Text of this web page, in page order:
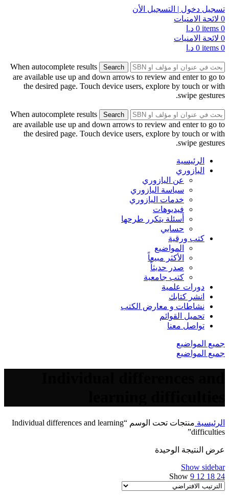
تسجيل دخول | التسجيل الأن
0 لائحة الامنيات
0
items
0 د.ا
0 لائحة الامنيات
0
items
0 د.ا
Search
When autocomplete results
are available use up and down arrows to review and enter to go to
the desired page. Touch device users, explore by touch or with
swipe gestures.
Search
When autocomplete results
are available use up and down arrows to review and enter to go to
the desired page. Touch device users, explore by touch or with
swipe gestures.
الرئيسية
اليازوري
عن اليازوري
سياسة اليازوري
خدمات اليازوري
فيديوهات
أسئلة يتكرر طرحها
حسابي
كتب ورقية
المواضيع
الأكثر مبيعاً
صدر حديثاً
كتب جامعية
دورات علمية
انشر كتابك
نشاطات و معارض الكتب
تحميل القوائم
تواصل معنا
جميع المواضيع
جميع المواضيع
الرئيسية
منتجات تحت الوسم “Individual differences and learning
difficulties”
عرض النتيجة الوحيدة
Show sidebar
Show 9 12 18 24